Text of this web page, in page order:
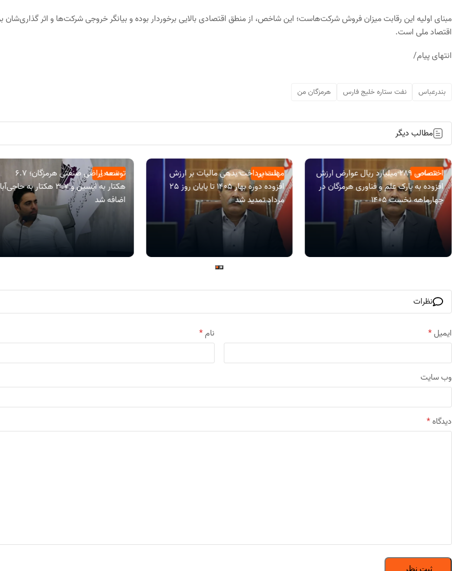
مبنای اولیه این رقابت میزان فروش شرکت‌هاست؛ این شاخص، از منطق اقتصادی بالایی برخوردار بوده و بیانگر خروجی شرکت‌ها و اثر گذاری‌شان
اقتصاد ملی است.
انتهای پیام/
بندرعباس نفت ستاره خلیج فارس هرمزگان من
مطالب دیگر
اقتصادی
توسعه اراضی صنعتی هرمزگان؛ ۶.۷
هکتار به ایسین و ۳.۷ هکتار به
اضافه شد
اقتصادی
مهلت پرداخت بدهی مالیات بر ارزش
افزوده دوره بهار ۱۴۰۵ تا پایان روز 25
مرداد تمدید شد
اقتصادی
اختصاص ۲۸۹ میلیارد ریال عوارض ارزش
افزوده به پارک علم و فناوری هرمزگان در
چهارماهه نخست ۱۴۰۵
نظرات
نام* ایمیل*
وب‌ سایت
دیدگاه*